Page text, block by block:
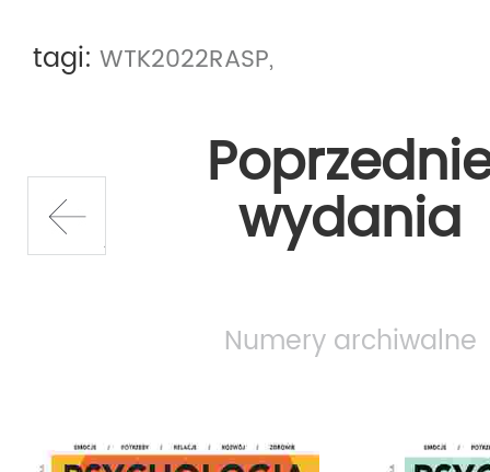
tagi: WTK2022RASP,
wydania
Numery archiwalne
prev